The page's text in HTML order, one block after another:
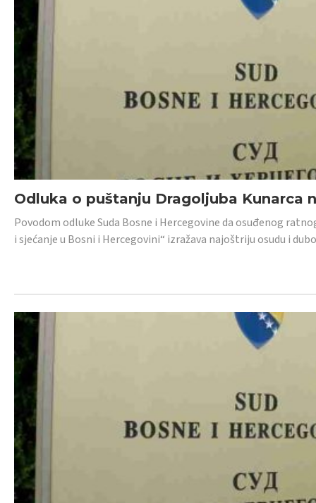
Odluka o puštanju Dragoljuba Kunarca
Povodom odluke Suda Bosne i Hercegovine da osuđenog
i sjećanje u Bosni i Hercegovini“ izražava najoštriju osudu i